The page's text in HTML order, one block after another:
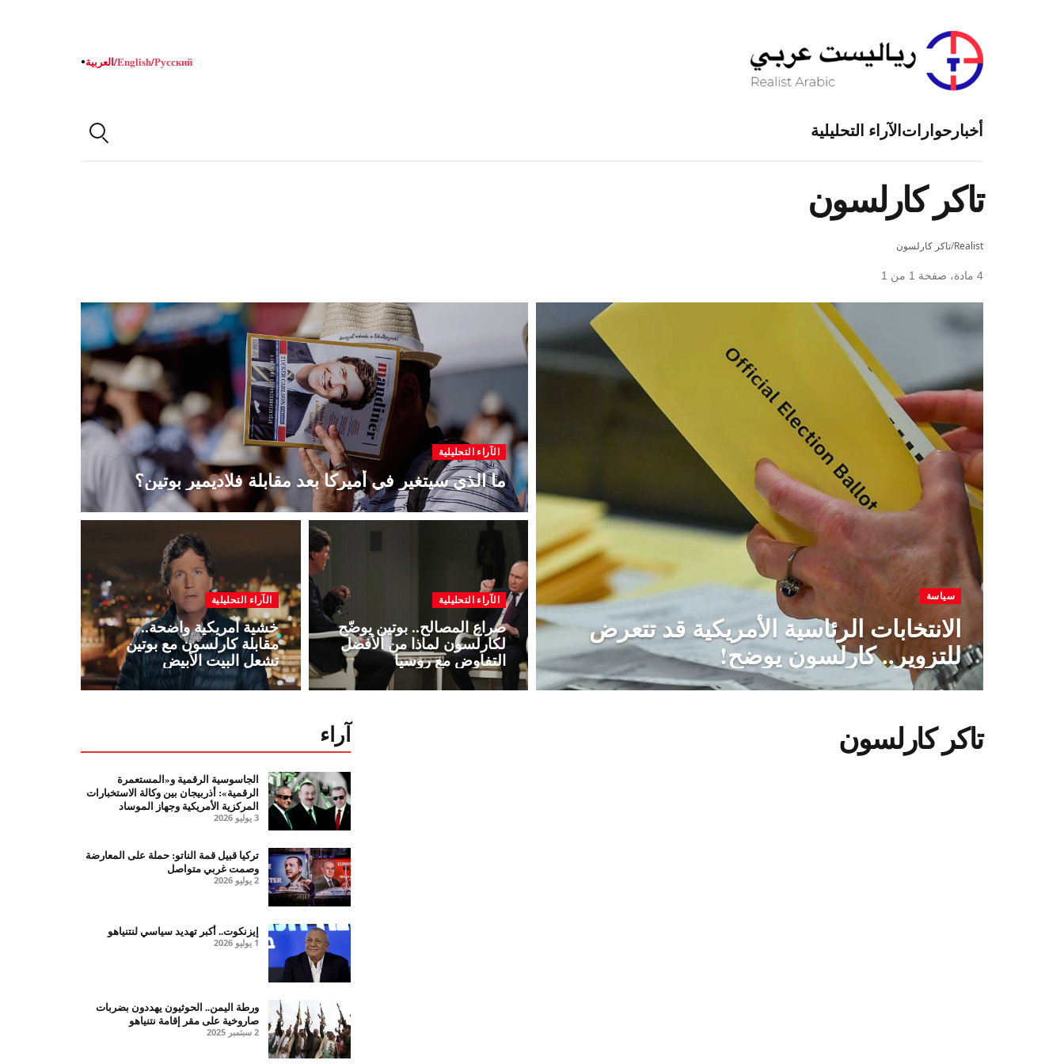
Русский
/
English
/العربية●
أخبارحواراتالآراء التحليلية
تاكر كارلسون
Realist
/تاكر كارلسون
4 مادة، صفحة 1 من 1
سياسة
الانتخابات الرئاسية الأمريكية قد تتعرض
للتزوير.. كارلسون يوضح!
الآراء التحليلية
ما الذي سيتغير في أميركا بعد مقابلة فلاديمير بوتين؟
الآراء التحليلية
صراع المصالح.. بوتين يوضّح
لكارلسون لماذا من الأفضل
التفاوض مع روسيا
الآراء التحليلية
خشية أمريكية واضحة..
مقابلة كارلسون مع بوتين
تشعل البيت الأبيض
تاكر كارلسون آراء
الجاسوسية الرقمية و«المستعمرة
الرقمية»: أذربيجان بين وكالة الاستخبارات
المركزية الأمريكية وجهاز الموساد
3 يوليو 2026
تركيا قبيل قمة الناتو: حملة على المعارضة
وصمت غربي متواصل
2 يوليو 2026
إيزنكوت.. أكبر تهديد سياسي لنتنياهو
1 يوليو 2026
ورطة اليمن.. الحوثيون يهددون بضربات
صاروخية على مقر إقامة نتنياهو
2 سبتمبر 2025